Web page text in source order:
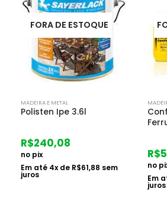
FORA DE ESTOQUE
MADEIRA E METAL
Polisten Ipe 3.6l
R$240,08
no pix
Em até 4x de R$61,88 sem
juros
R$
no
Em
juros